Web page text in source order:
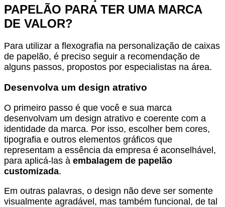
PAPELÃO PARA TER UMA MARCA
DE VALOR?
Para utilizar a flexografia na personalização de caixas
de papelão, é preciso seguir a recomendação de
alguns passos, propostos por especialistas na área.
Desenvolva um design atrativo
O primeiro passo é que você e sua marca
desenvolvam um design atrativo e coerente com a
identidade da marca. Por isso, escolher bem cores,
tipografia e outros elementos gráficos que
representam a essência da empresa é aconselhável,
para aplicá-las à embalagem de papelão
customizada.
Em outras palavras, o design não deve ser somente
visualmente agradável, mas também funcional, de tal